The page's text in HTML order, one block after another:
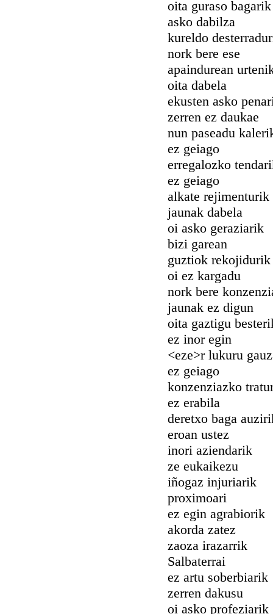
oita guraso bagarik
asko dabilza
kureldo
nork bere ese
apaindurean
oita dabela
ekusten asko
zerren ez daukae
nun paseadu
ez geiago
erregalozko
ez geiago
alkate rejimenturik
jaunak dabela
oi asko geraziarik
bizi garean
guztiok rekojidurik
oi ez kargadu
nork bere
jaunak ez digun
oita gaztigu
ez inor egin
<eze>r lukuru
ez geiago
konzenziazko
ez erabila
deretxo baga
eroan ustez
inori aziendarik
ze eukaikezu
iñogaz injuriarik
proximoari
ez egin agrabiorik
akorda zatez
zaoza irazarrik
Salbaterrai
ez artu soberbiarik
zerren dakusu
oi asko profeziarik